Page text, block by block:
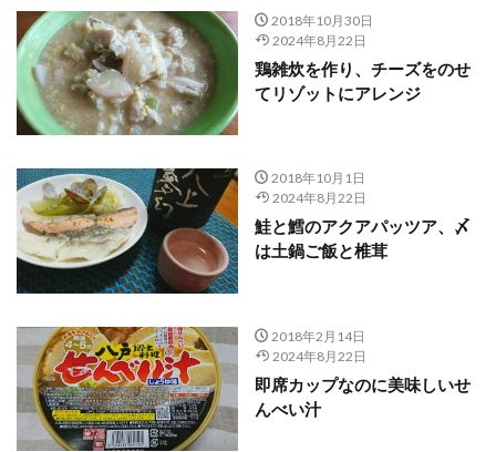
2018年10月30日
2024年8月22日
鶏雑炊を作り、チーズをのせ
てリゾットにアレンジ
2018年10月1日
2024年8月22日
鮭と鱈のアクアパッツア、〆
は土鍋ご飯と椎茸
2018年2月14日
2024年8月22日
即席カップなのに美味しいせ
んべい汁